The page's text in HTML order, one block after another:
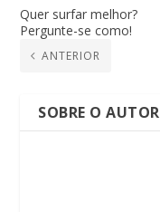
Quer surfar melhor?
Pergunte-se como!
ANTERIOR
SOBRE O AUTOR